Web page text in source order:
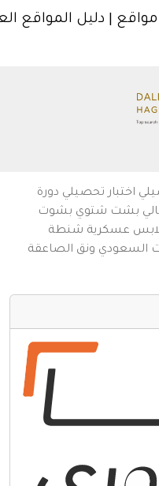
بنا
دليل المواقع العربية
تحصيلي دورة
شتوي بشوت
شنطة
ونق الصاعقة